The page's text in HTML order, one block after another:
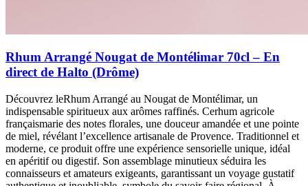
Rhum Arrangé Nougat de Montélimar 70cl – En
direct de Halto (Drôme)
Découvrez leRhum Arrangé au Nougat de Montélimar, un
indispensable spiritueux aux arômes raffinés. Cerhum agricole
françaismarie des notes florales, une douceur amandée et une pointe
de miel, révélant l’excellence artisanale de Provence. Traditionnel et
moderne, ce produit offre une expérience sensorielle unique, idéal
en apéritif ou digestif. Son assemblage minutieux séduira les
connaisseurs et amateurs exigeants, garantissant un voyage gustatif